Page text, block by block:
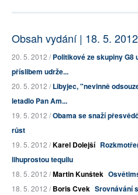
Obsah vydání | 18. 5. 2012
20. 5. 2012 /Politikové ze skupiny
příslibem udrže...
20. 5. 2012 /Libyjec, "nevinně
letadlo Pan Am...
19. 5. 2012 /Obama se snaží
růst
19. 5. 2012 /Karel Dolejší
lihuprostou tequilu
18. 5. 2012 /Martin Kunštek
18. 5. 2012 /Boris Cvek Srovnávání